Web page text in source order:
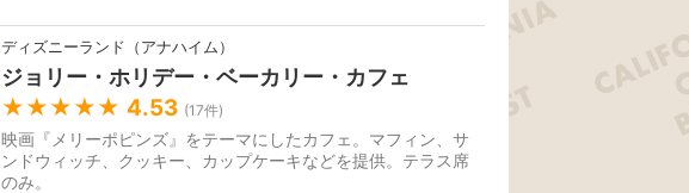
ディズニーランド（アナハイム）
ジョリー・ホリデー・ベーカリー・カフェ
★★★★★ 4.53 (17件)
映画『メリーポピンズ』をテーマにしたカフェ。マフィン、サ
ンドウィッチ、クッキー、カップケーキなどを提供。テラス席
のみ。